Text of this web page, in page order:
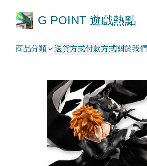
G POINT 遊戲熱點
商品分類 送貨方式付款方式關於我們